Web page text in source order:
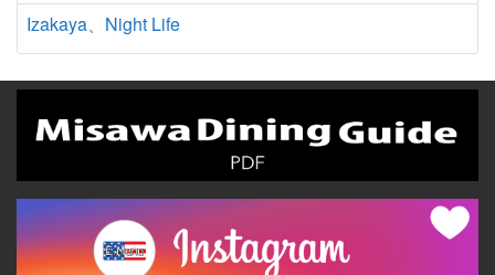
Izakaya、 Night Life